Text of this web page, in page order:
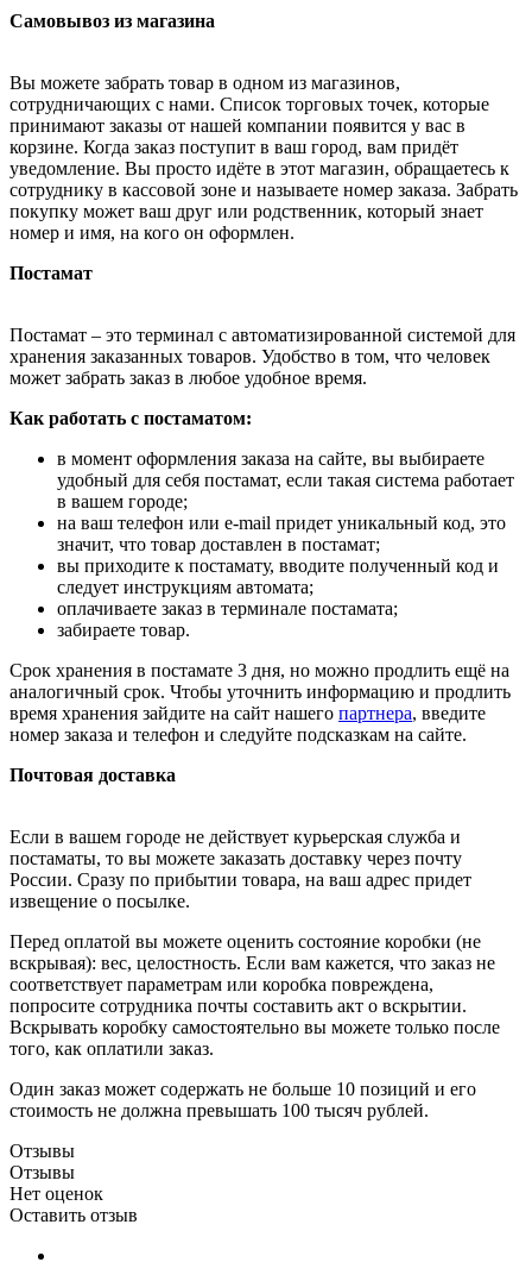
Самовывоз из магазина
Вы можете забрать товар в одном из магазинов,
сотрудничающих с нами. Список торговых точек, которые
принимают заказы от нашей компании появится у вас в
корзине. Когда заказ поступит в ваш город, вам придёт
уведомление. Вы просто идёте в этот магазин, обращаетесь к
сотруднику в кассовой зоне и называете номер заказа. Забрать
покупку может ваш друг или родственник, который знает
номер и имя, на кого он оформлен.
Постамат
Постамат – это терминал с автоматизированной системой для
хранения заказанных товаров. Удобство в том, что человек
может забрать заказ в любое удобное время.
Как работать с постаматом:
в момент оформления заказа на сайте, вы выбираете
удобный для себя постамат, если такая система работает
в вашем городе;
на ваш телефон или e-mail придет уникальный код, это
значит, что товар доставлен в постамат;
вы приходите к постамату, вводите полученный код и
следует инструкциям автомата;
оплачиваете заказ в терминале постамата;
забираете товар.
Срок хранения в постамате 3 дня, но можно продлить ещё на
аналогичный срок. Чтобы уточнить информацию и продлить
время хранения зайдите на сайт нашего партнера, введите
номер заказа и телефон и следуйте подсказкам на сайте.
Почтовая доставка
Если в вашем городе не действует курьерская служба и
постаматы, то вы можете заказать доставку через почту
России. Сразу по прибытии товара, на ваш адрес придет
извещение о посылке.
Перед оплатой вы можете оценить состояние коробки (не
вскрывая): вес, целостность. Если вам кажется, что заказ не
соответствует параметрам или коробка повреждена,
попросите сотрудника почты составить акт о вскрытии.
Вскрывать коробку самостоятельно вы можете только после
того, как оплатили заказ.
Один заказ может содержать не больше 10 позиций и его
стоимость не должна превышать 100 тысяч рублей.
Отзывы
Отзывы
Нет оценок
Оставить отзыв